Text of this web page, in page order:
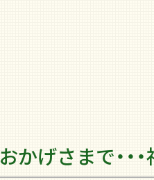
おかげさまで・・